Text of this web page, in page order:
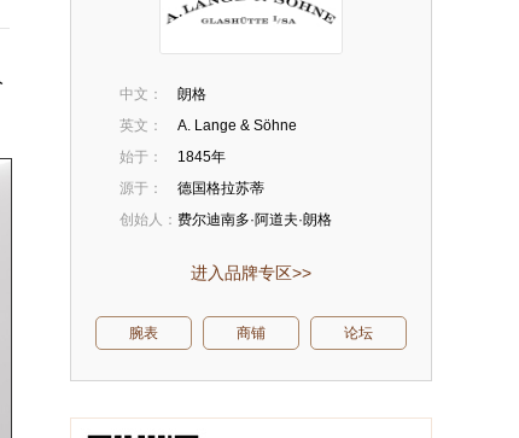
中文：
朗格
英文：
A. Lange & Söhne
始于：
1845年
源于：
德国格拉苏蒂
创始人： 费尔迪南多·阿道夫·朗格
进入品牌专区>>
腕表 商铺 论坛